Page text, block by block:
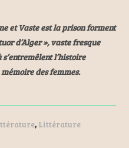
et Vaste est la prison forment
d’Alger », vaste fresque
l’histoire
des femmes.
, Littérature